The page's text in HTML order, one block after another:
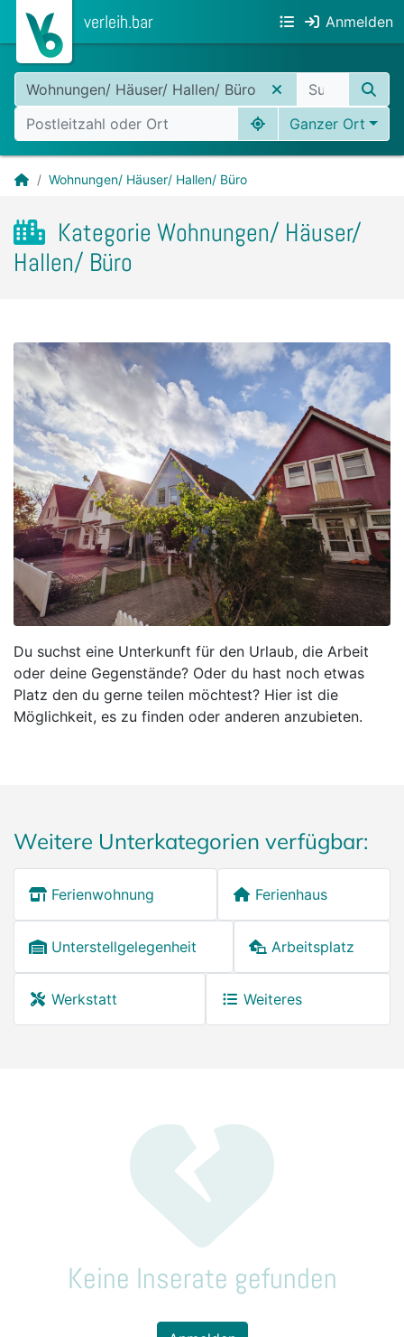
verleih.bar Anmelden
Wohnungen/ Häuser/ Hallen/ Büro
Ganzer Ort
Wohnungen/ Häuser/ Hallen/ Büro
Kategorie Wohnungen/ Häuser/
Hallen/ Büro
Du suchst eine Unterkunft für den Urlaub, die Arbeit
oder deine Gegenstände? Oder du hast noch etwas
Platz den du gerne teilen möchtest? Hier ist die
Möglichkeit, es zu finden oder anderen anzubieten.
Weitere Unterkategorien verfügbar:
Ferienwohnung Ferienhaus
Unterstellgelegenheit Arbeitsplatz
Werkstatt Weiteres
Keine Inserate gefunden